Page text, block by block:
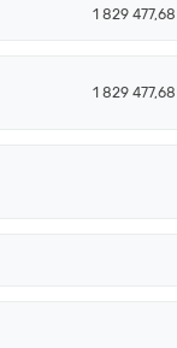
1 829 477,68
1 829 477,68